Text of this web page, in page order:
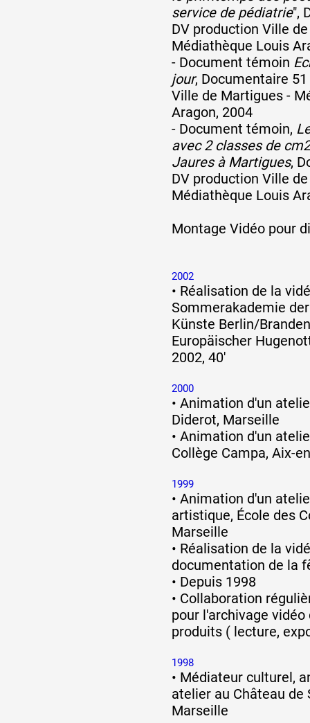
service de pédiatrie",
DV production Ville
Médiathèque Louis
- Document témoin
jour, Documentaire
Ville de Martigues -
Aragon, 2004
- Document témoin,
avec 2 classes de
Jaures à Martigues,
DV production Ville
Médiathèque Louis
Montage Vidéo pour
2002
• Réalisation de la
Sommerakademie
Künste Berlin/
Europäischer
2002, 40'
2000
• Animation d'un
Diderot, Marseille
• Animation d'un
Collège Campa, Aix-
1999
• Animation d'un
artistique, École des
Marseille
• Réalisation de la
documentation de la
• Depuis 1998
• Collaboration
pour l'archivage
produits ( lecture,
1998
• Médiateur culturel,
atelier au Château de
Marseille